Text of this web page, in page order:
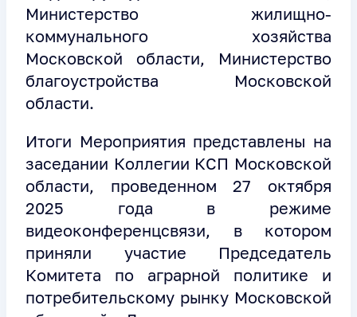
Министерство жилищно-
коммунального хозяйства
Московской области, Министерство
благоустройства Московской
области.
Итоги Мероприятия представлены на
заседании Коллегии КСП Московской
области, проведенном 27 октября
2025 года в режиме
видеоконференцсвязи, в котором
приняли участие Председатель
Комитета по аграрной политике и
потребительскому рынку Московской